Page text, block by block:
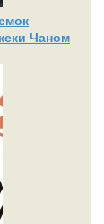
Чаном